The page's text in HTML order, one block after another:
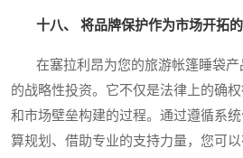
十八、 将品牌保护作为市场开拓
在塞拉利昂为您的旅游帐篷睡袋产
的战略性投资。它不仅是法律上的确
和市场壁垒构建的过程。通过遵循系
算规划、借助专业的支持力量，您可